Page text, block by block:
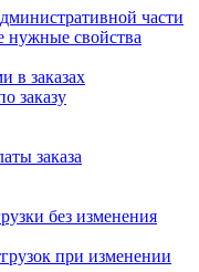
части
нужные свойства
в заказах
заказу
заказа
без изменения
при изменении